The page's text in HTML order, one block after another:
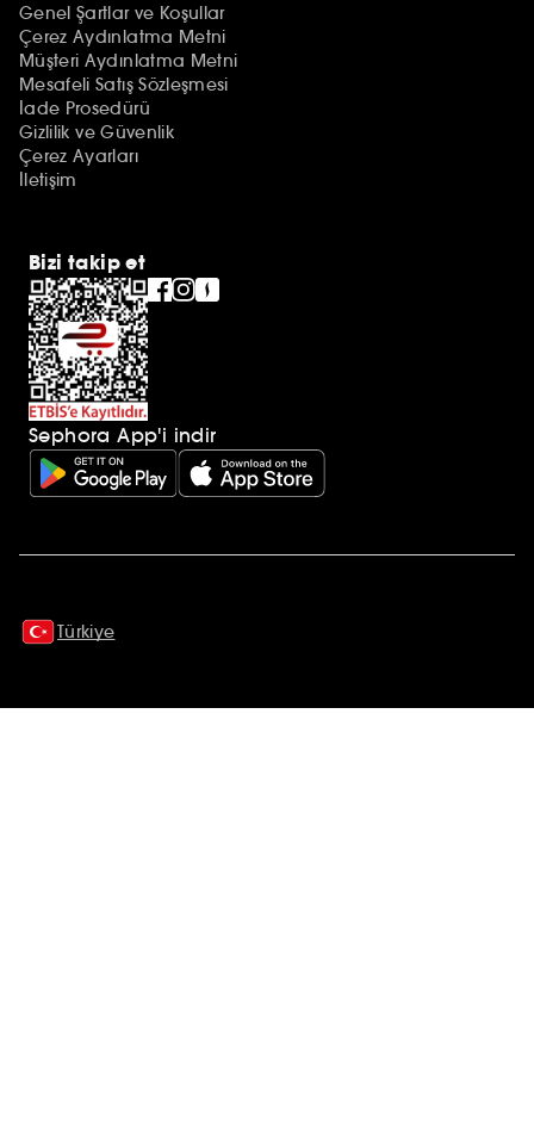
Genel Şartlar ve Koşullar
Çerez Aydınlatma Metni
Müşteri Aydınlatma Metni
Mesafeli Satış Sözleşmesi
İade Prosedürü
Gizlilik ve Güvenlik
Çerez Ayarları
İletişim
Bizi takip et
Sephora App'i indir
Türkiye